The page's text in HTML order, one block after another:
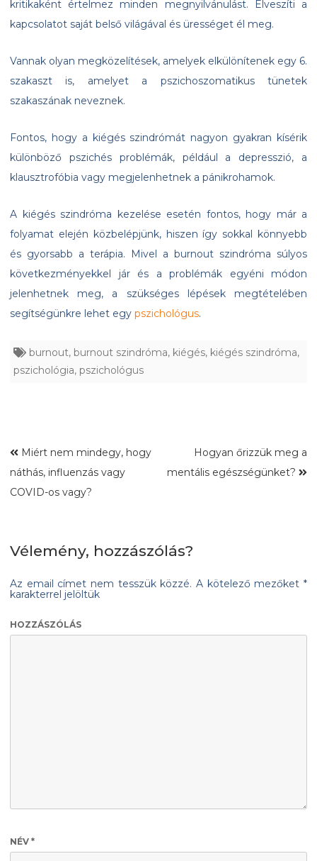
kritikaként értelmez minden megnyilvánulást. Elveszíti a
kapcsolatot saját belső világával és ürességet él meg.
Vannak olyan megközelítések, amelyek elkülönítenek egy 6.
szakaszt is, amelyet a pszichoszomatikus tünetek
szakaszának neveznek.
Fontos, hogy a kiégés szindrómát nagyon gyakran kísérik
különböző pszichés problémák, például a depresszió, a
klausztrofóbia vagy megjelenhetnek a pánikrohamok.
A kiégés szindróma kezelése esetén fontos, hogy már a
folyamat elején közbelépjünk, hiszen így sokkal könnyebb
és gyorsabb a terápia. Mivel a burnout szindróma súlyos
következményekkel jár és a problémák egyéni módon
jelenhetnek meg, a szükséges lépések megtételében
segítségünkre lehet egy pszichológus.
burnout, burnout szindróma, kiégés, kiégés szindróma,
pszichológia, pszichológus
Miért nem mindegy, hogy
náthás, influenzás vagy
COVID-os vagy?
Hogyan őrizzük meg a
mentális egészségünket?
Vélemény, hozzászólás?
Az email címet nem tesszük közzé. A kötelező mezőket*
karakterrel jelöltük
HOZZÁSZÓLÁS
NÉV *